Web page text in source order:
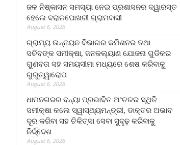
ଜଳ ନିଷ୍କାସନ ସମସ୍ୟା ନେଇ ପ୍ରଶାସନର ଦ୍ୱାରସ୍ତ
ହେଲେ ବରାଳପୋଖରୀ ଗ୍ରାମବାସୀ
August 6, 2026
ଗ୍ରାମ୍ୟ ଉନ୍ନୟନ ବିଭାଗର କମିଶନର ତଥା
ସଚିବଙ୍କ ସମୀକ୍ଷା, ଜନକଲ୍ୟାଣ ଯୋଜନା ଗୁଡିକର
ଗୁଣବତା ସହ ସମୟସୀମା ମଧ୍ୟରେ ଶେଷ କରିବାକୁ
ଗୁରୁତ୍ୱାରୋପ
August 6, 2026
ଧାମନଗରର ବନ୍ୟା ପ୍ରଭାବିତ ଅଂଚଳର ସ୍ଥିତି
ସମୀକ୍ଷା କଲେ ସ୍ୱାସ୍ଥ୍ୟମନ୍ତ୍ରୀ, ଡାକ୍ତର ଅଭାବ
ଦୂର କରିବା ସହ ଚିକିତ୍ସା ସେବା ସୁଦୃଢ଼ କରିବାକୁ
ନିର୍ଦ୍ଦେଶ
August 6, 2026